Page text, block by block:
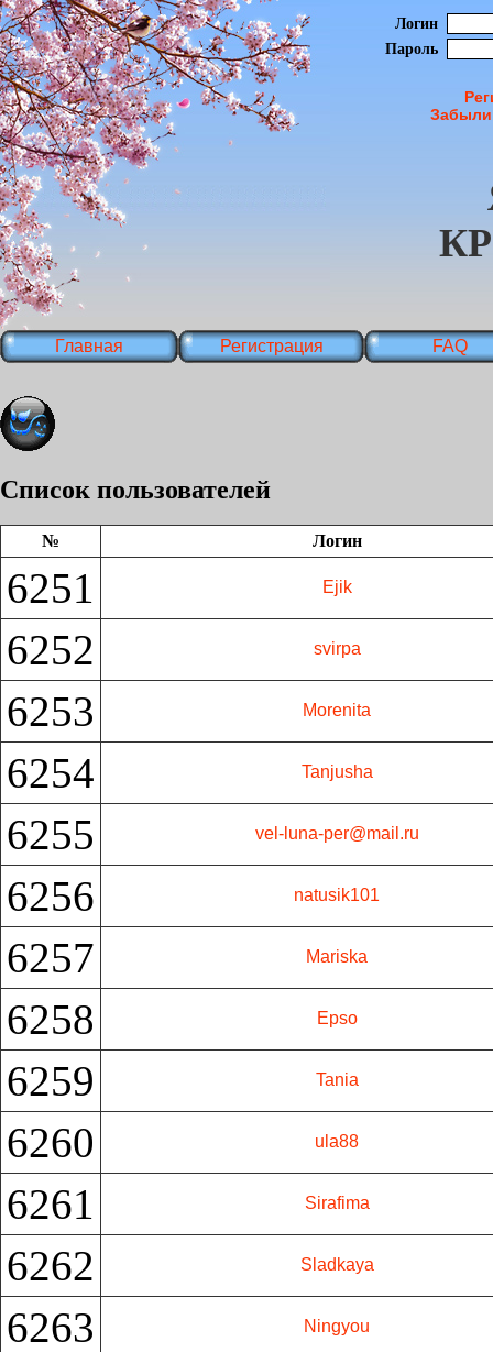
Логин
Пароль
Главная Регистрация FAQ
Список пользователей
№ Логин
6251 Ejik
6252 svirpa
6253 Morenita
6254 Tanjusha
6255 vel-luna-per@mail.ru
6256 natusik101
6257 Mariska
6258 Epso
6259 Tania
6260 ula88
6261 Sirafima
6262 Sladkaya
6263 Ningyou